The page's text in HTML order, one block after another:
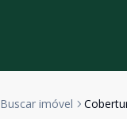
Buscar imóvel